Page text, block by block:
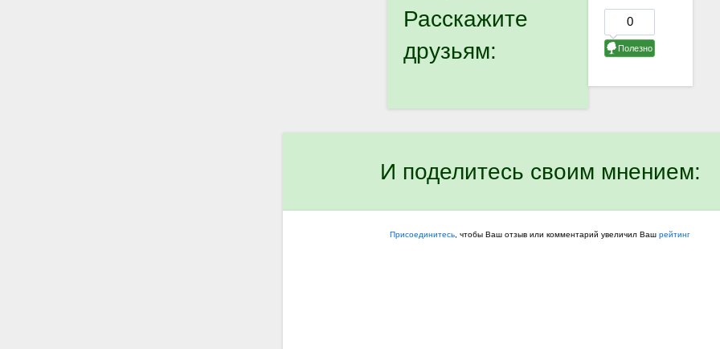
Расскажите
друзьям:
И поделитесь своим мнением:
Присоединитесь , чтобы Ваш отзыв или комментарий увеличил Ваш рейтинг